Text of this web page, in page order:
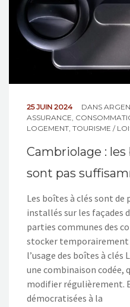
25 JUIN 2024 DANS
ASSURANCE
LOGEMENT TOURISME /
Cambriolage :
sont pas
Les boîtes à clés sont
installés sur les façades
parties communes des
stocker temporairement
l’usage des boîtes à clés
une combinaison codée,
modifier régulièrement.
démocratisées à la